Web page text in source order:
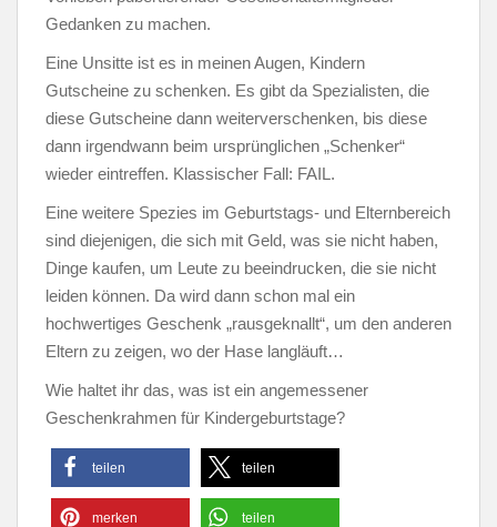
Gedanken zu machen.
Eine Unsitte ist es in meinen Augen, Kindern
Gutscheine zu schenken. Es gibt da Spezialisten, die
diese Gutscheine dann weiterverschenken, bis diese
dann irgendwann beim ursprünglichen „Schenker“
wieder eintreffen. Klassischer Fall: FAIL.
Eine weitere Spezies im Geburtstags- und Elternbereich
sind diejenigen, die sich mit Geld, was sie nicht haben,
Dinge kaufen, um Leute zu beeindrucken, die sie nicht
leiden können. Da wird dann schon mal ein
hochwertiges Geschenk „rausgeknallt“, um den anderen
Eltern zu zeigen, wo der Hase langläuft…
Wie haltet ihr das, was ist ein angemessener
Geschenkrahmen für Kindergeburtstage?
teilen teilen
merken teilen